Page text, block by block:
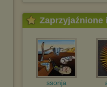
Zaprzyjaźnione
ssonja